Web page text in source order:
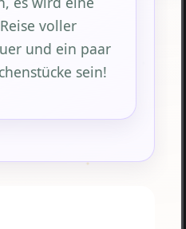
voller
und ein paar
sein!